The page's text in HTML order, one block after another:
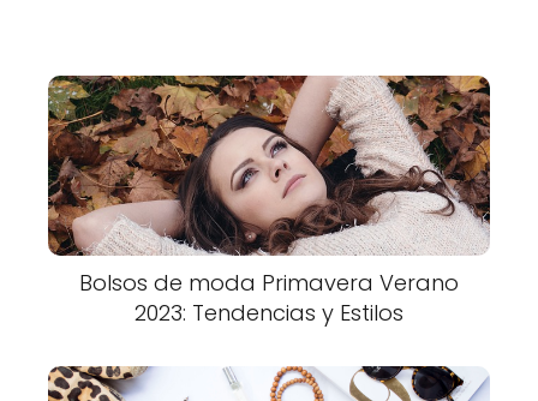
Bolsos de moda Primavera Verano
2023: Tendencias y Estilos